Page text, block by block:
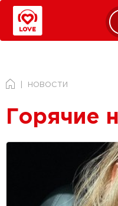
НОВОСТИ
Горячие